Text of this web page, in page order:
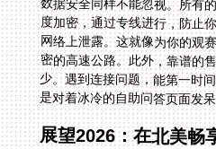
数据安全同样不能忽视。所有
度加密，通过专线进行，防止
网络上泄露。这就像为你的观
密的高速公路。此外，靠谱的
少。遇到连接问题，能第一时
是对着冰冷的自助问答页面发
展望2026：在北美畅